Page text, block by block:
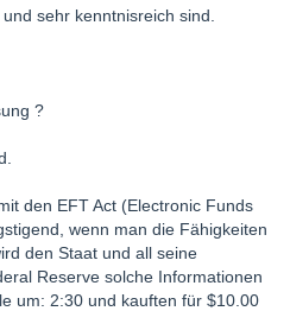
sehr kenntnisreich sind.
?
den EFT Act (Electronic Funds
wenn man die Fähigkeiten
den Staat und all seine
Reserve solche Informationen
um: 2:30 und kauften für $10.00